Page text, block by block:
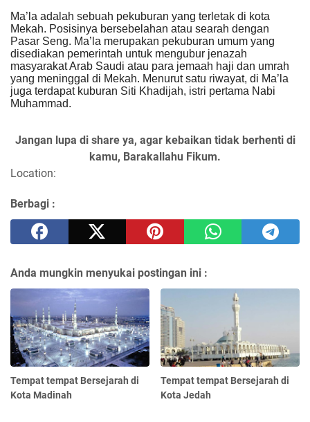
Ma’la adalah sebuah pekuburan yang terletak di kota
Mekah. Posisinya bersebelahan atau searah dengan
Pasar Seng. Ma’la merupakan pekuburan umum yang
disediakan pemerintah untuk mengubur jenazah
masyarakat Arab Saudi atau para jemaah haji dan umrah
yang meninggal di Mekah. Menurut satu riwayat, di Ma’la
juga terdapat kuburan Siti Khadijah, istri pertama Nabi
Muhammad.
Jangan lupa di share ya, agar kebaikan tidak berhenti di
kamu, Barakallahu Fikum.
Location:
Berbagi :
Anda mungkin menyukai postingan ini :
Tempat tempat Bersejarah di
Kota Madinah
Tempat tempat Bersejarah di
Kota Jedah